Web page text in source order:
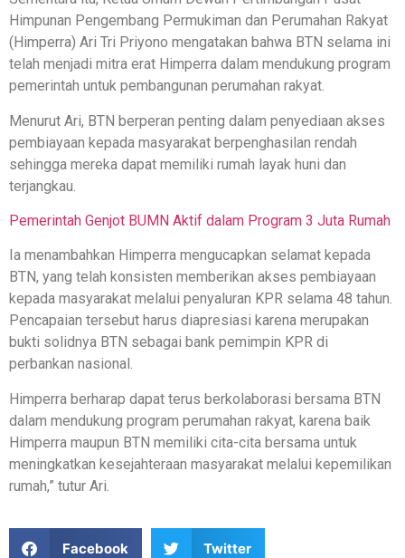
Himpunan Pengembang Permukiman dan Perumahan Rakyat
(Himperra) Ari Tri Priyono mengatakan bahwa BTN selama ini
telah menjadi mitra erat Himperra dalam mendukung program
pemerintah untuk pembangunan perumahan rakyat.
Menurut Ari, BTN berperan penting dalam penyediaan akses
pembiayaan kepada masyarakat berpenghasilan rendah
sehingga mereka dapat memiliki rumah layak huni dan
terjangkau.
Pemerintah Genjot BUMN Aktif dalam Program 3 Juta Rumah
Ia menambahkan Himperra mengucapkan selamat kepada
BTN, yang telah konsisten memberikan akses pembiayaan
kepada masyarakat melalui penyaluran KPR selama 48 tahun.
Pencapaian tersebut harus diapresiasi karena merupakan
bukti solidnya BTN sebagai bank pemimpin KPR di
perbankan nasional.
Himperra berharap dapat terus berkolaborasi bersama BTN
dalam mendukung program perumahan rakyat, karena baik
Himperra maupun BTN memiliki cita-cita bersama untuk
meningkatkan kesejahteraan masyarakat melalui kepemilikan
rumah,” tutur Ari.
Facebook Twitter